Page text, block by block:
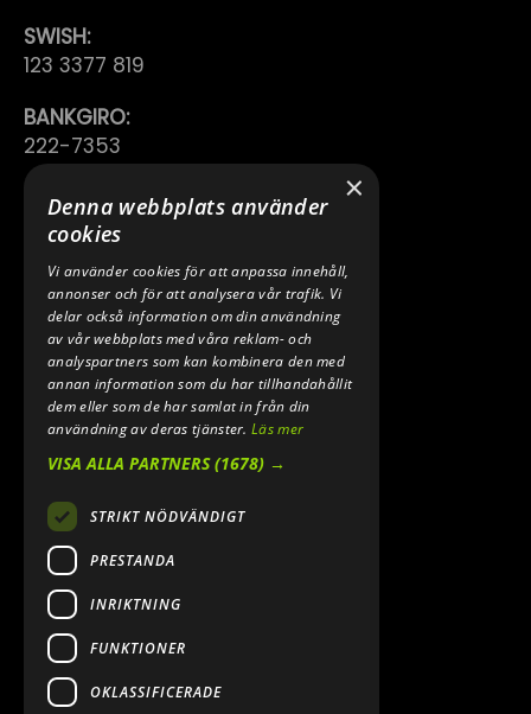
SWISH:
123 3377 819
BANKGIRO:
222-7353
TELEFON:
0640 200 50
E-POST:
INFO@SPEEDSHOPEN.SE
ÅNGRA MITT KÖP
2026. ALL RIGHTS RESERVED.
POWERED BY EMPORI CMS
×
Denna webbplats använder
cookies
Vi använder cookies för att anpassa innehåll,
annonser och för att analysera vår trafik. Vi
delar också information om din användning
av vår webbplats med våra reklam- och
analyspartners som kan kombinera den med
annan information som du har tillhandahållit
dem eller som de har samlat in från din
användning av deras tjänster.Läs mer
VISA ALLA PARTNERS(1678) →
STRIKT NÖDVÄNDIGT
PRESTANDA
INRIKTNING
FUNKTIONER
OKLASSIFICERADE